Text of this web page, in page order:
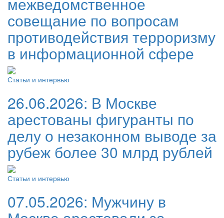
совещание по вопросам
противодействия терроризму
в информационной сфере
Статьи и интервью
26.06.2026: В Москве
арестованы фигуранты по
делу о незаконном выводе за
рубеж более 30 млрд рублей
Статьи и интервью
07.05.2026: Мужчину в